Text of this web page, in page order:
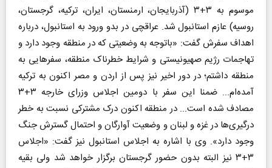
موسوم به ۳+۳ (آذربایجان، ارمنستان، ایران، ترکیه، گرجستان،
روسیه) عازم استانبول شد. عراقچی در بدو ورود به استانبول، درباره
اهداف سفرش گفت: «باتوجه به وضعیتی که در منطقه وجود دارد و
تهاجمات رژیم‌ صهیونیستی و شرایط خطرناک منطقه، سفرهایی به
منطقه داشتم؛ در دور اخیر نیز پس از اردن و مصر اکنون به ترکیه
آمده‌ام... ضمنا این سفر با دومین اجلاس وزرای خارجه ۳+۳
مصادف شده است... در منطقه اکنون درک مشترکی نسبت به خطر
درگیری‌ها در غزه و لبنان و وضعیت آوارگان و احتمال گسترش جنگ
وجود دارد». وی با اشاره به اجلاس استانبول نیز گفت: «اجلاس
۳+۳ نیز البته بدون حضور گرجستان برگزار خواهد شد ولی بقیه